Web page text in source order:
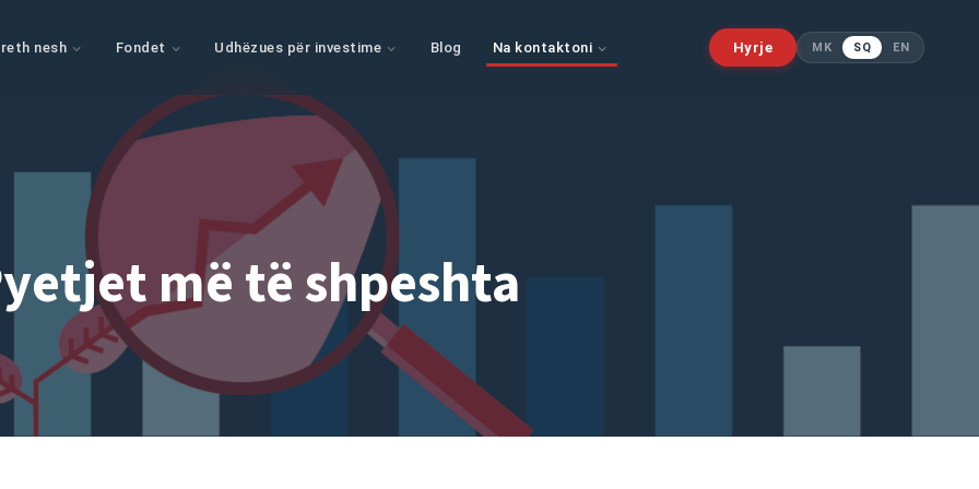
nesh Fondet Udhëzues për investime Blog Na kontaktoni Hyrje MK SQ EN
më të shpeshta